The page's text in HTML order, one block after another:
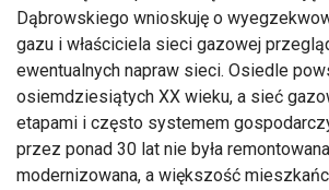
Dąbrowskiego wnioskuję o
gazu i właściciela sieci gazowej
ewentualnych napraw sieci. Osiedle
osiemdziesiątych XX wieku, a sieć
etapami i często systemem
przez ponad 30 lat nie była
modernizowana, a większość